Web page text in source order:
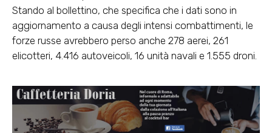
Stando al bollettino, che specifica che i dati sono in
aggiornamento a causa degli intensi combattimenti, le
forze russe avrebbero perso anche 278 aerei, 261
elicotteri, 4.416 autoveicoli, 16 unità navali e 1.555 droni.